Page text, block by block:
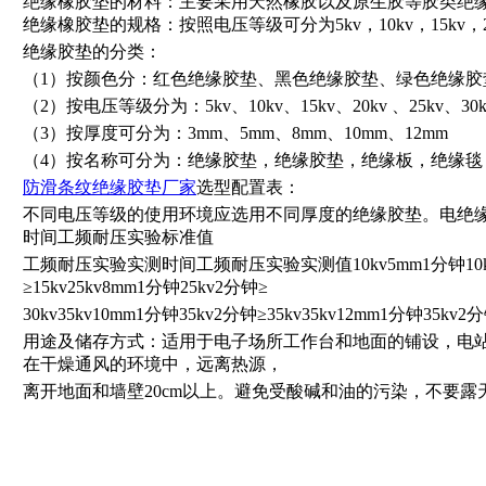
绝缘橡胶垫的规格：按照电压等级可分为5kv，10kv，15kv
绝缘胶垫的分类：
（1）按颜色分：红色绝缘胶垫、黑色绝缘胶垫、绿色绝缘
（2）按电压等级分为：5kv、10kv、15kv、20kv 、25kv、
（3）按厚度可分为：3mm、5mm、8mm、10mm、12mm
（4）按名称可分为：绝缘胶垫，绝缘胶垫，绝缘板，绝缘
防滑条纹绝缘胶垫厂家选型配置表：
不同电压等级的使用环境应选用不同厚度的绝缘胶垫。电绝
时间工频耐压实验标准值
工频耐压实验实测时间工频耐压实验实测值10kv5mm1分钟
≥15kv25kv8mm1分钟25kv2分钟≥
30kv35kv10mm1分钟35kv2分钟≥35kv35kv12mm1分钟35kv2
用途及储存方式：适用于电子场所工作台和地面的铺设，电
在干燥通风的环境中，远离热源，
离开地面和墙壁20cm以上。避免受酸碱和油的污染，不要露